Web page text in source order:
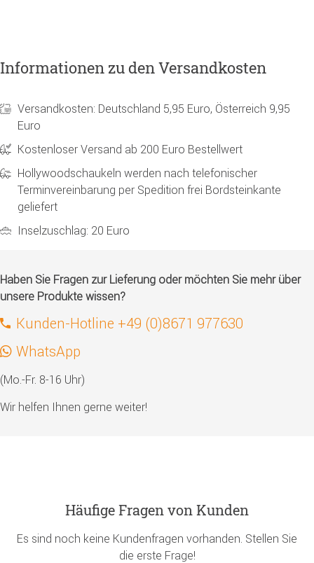
Informationen zu den Versandkosten
Versandkosten: Deutschland 5,95 Euro, Österreich 9,95
Euro
Kostenloser Versand ab 200 Euro Bestellwert
Hollywoodschaukeln werden nach telefonischer
Terminvereinbarung per Spedition frei Bordsteinkante
geliefert
Inselzuschlag: 20 Euro
Haben Sie Fragen zur Lieferung oder möchten Sie mehr über
unsere Produkte wissen?
Kunden-Hotline +49 (0)8671 977630
WhatsApp
(Mo.-Fr. 8-16 Uhr)
Wir helfen Ihnen gerne weiter!
Häufige Fragen von Kunden
Es sind noch keine Kundenfragen vorhanden. Stellen Sie
die erste Frage!